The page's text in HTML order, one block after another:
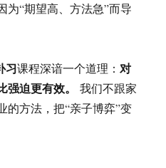
为“期望高、方法急”而导
习课程深谙一个道理： 对
迫更有效。
我们不跟家
的方法，把“亲子博弈”变